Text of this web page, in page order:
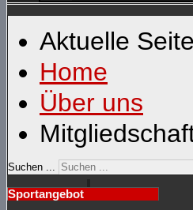
Aktuelle
Home
Über uns
Suchen ...
Sportangebot